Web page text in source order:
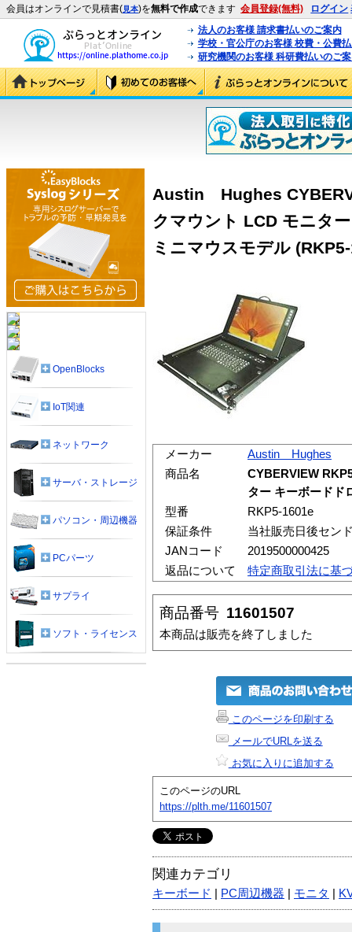
会員はオンラインで見積書(見本)を無料で作成できます 会員登録(無料) ログイン
法人のお客様 請求書払いのご案内
学校・官公庁のお客様 校費・公費
研究機関のお客様 科研費払いのご
Austin Hughes
クマウント LCD モニタ
ミニマウスモデル
メーカー
Austin Hughes
商品名
CYBERVIEW
ター キーボードド
型番
RKP5-1601e
保証条件
当社販売日後セン
JANコード
2019500000425
返品について
特定商取引法に基
商品番号 11601507
本商品は販売を終了しました
このページを印刷する
メールでURLを送る
お気に入りに追加する
このページのURL
https://plth.me/11601507
関連カテゴリ
キーボード PC周辺機器 モニタ
OpenBlocks
IoT関連
ネットワーク
サーバ・ストレージ
パソコン・周辺機器
PCパーツ
サプライ
ソフト・ライセンス